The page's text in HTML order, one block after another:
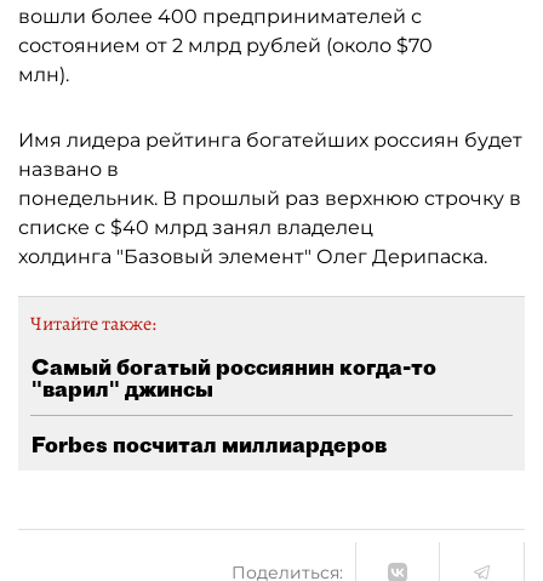
вошли более 400 предпринимателей с
состоянием от 2 млрд рублей (около $70
млн).
Имя лидера рейтинга богатейших россиян будет
названо в
понедельник. В прошлый раз верхнюю строчку в
списке с $40 млрд занял владелец
холдинга "Базовый элемент" Олег Дерипаска.
Читайте также:
Самый богатый россиянин когда-то
"варил" джинсы
Forbes посчитал миллиардеров
Поделиться: